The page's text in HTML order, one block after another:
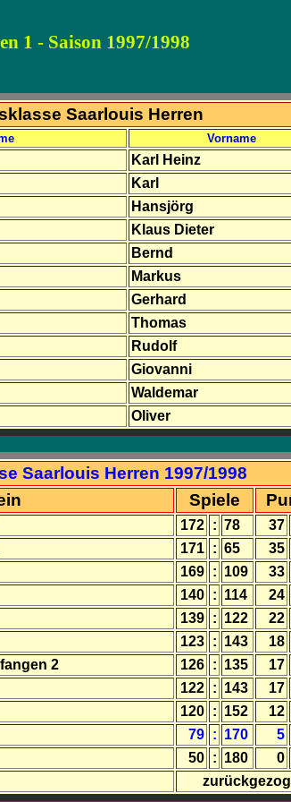
1 - Saison 1997/1998
Saarlouis Herren
Vorname
Karl Heinz
Karl
Hansjörg
Klaus Dieter
Bernd
Markus
Gerhard
Thomas
Rudolf
Giovanni
Waldemar
Oliver
Saarlouis Herren 1997/1998
Spiele
172 : 78 37
171 : 65 35
169 : 109 33
140 : 114 24
139 : 122 22
123 : 143 18
2 126 : 135 17
122 : 143 17
120 : 152 12
79 : 170 5
50 : 180 0